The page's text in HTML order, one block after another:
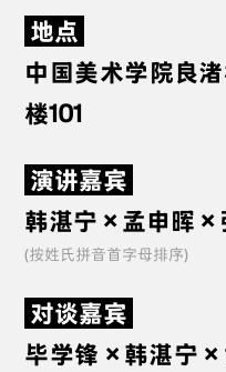
地点
中国美术学院良
楼101
演讲嘉宾
韩湛宁 × 孟申晖 ×
(按姓氏拼音首字母排序)
对谈嘉宾
毕学锋 × 韩湛宁